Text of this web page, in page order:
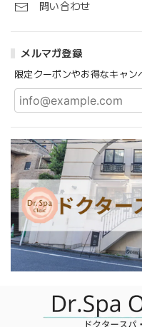
問い合わせ
メルマガ登録
限定クーポンやお得なキャン